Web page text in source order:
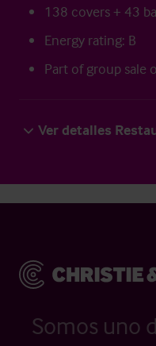
138 covers + 43
Energy rating: B
Part of group sale
Ver detalles
Somos uno